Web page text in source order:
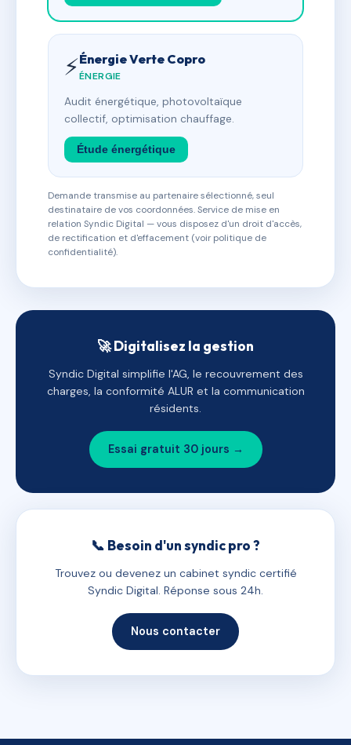
⚡Énergie Verte Copro
ÉNERGIE
Audit énergétique, photovoltaïque
collectif, optimisation chauffage.
Étude énergétique
Demande transmise au partenaire sélectionné, seul
destinataire de vos coordonnées. Service de mise en
relation Syndic Digital — vous disposez d'un droit d'accès,
de rectification et d'effacement (voir politique de
confidentialité).
🚀 Digitalisez la gestion
Syndic Digital simplifie l'AG, le recouvrement des
charges, la conformité ALUR et la communication
résidents.
Essai gratuit 30 jours →
📞 Besoin d'un syndic pro ?
Trouvez ou devenez un cabinet syndic certifié
Syndic Digital. Réponse sous 24h.
Nous contacter